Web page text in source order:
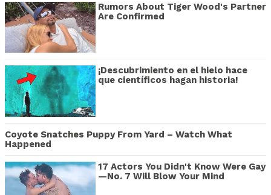
Rumors About Tiger Wood's Partner
Are Confirmed
¡Descubrimiento en el hielo hace
que científicos hagan historia!
Coyote Snatches Puppy From Yard – Watch What
Happened
17 Actors You Didn't Know Were Gay
—No. 7 Will Blow Your Mind